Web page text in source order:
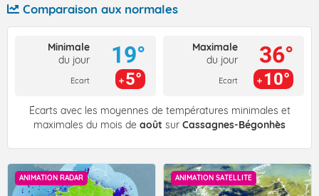
Comparaison aux normales
Minimale
du jour
Ecart
19°
5°
Maximale
du jour
Ecart
36°
10°
Écarts avec les moyennes de températures minimales et
maximales du mois de août sur Cassagnes-Bégonhès
ANIMATION RADAR ANIMATION SATELLITE